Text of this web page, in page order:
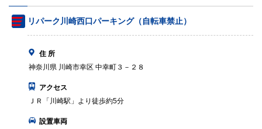
リパーク川崎西口パーキング（自転車禁止）
住 所
神奈川県 川崎市幸区 中幸町３－２８
アクセス
ＪＲ「川崎駅」より徒歩約5分
設置車両